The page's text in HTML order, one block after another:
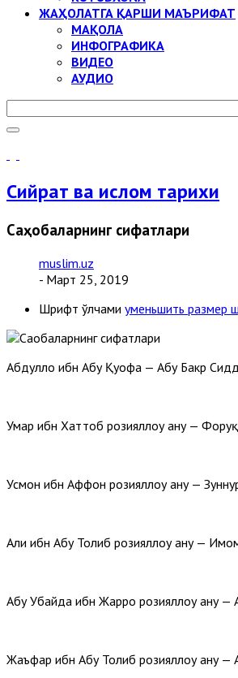
ЖАҲОЛАТГА ҚАРШИ МАЪРИФАТ
МАҚОЛА
ИНФОГРАФИКА
ВИДЕО
АУДИО
Сийрат ва ислом тарихи
Саҳобаларнинг сифатлари
muslim.uz
- Март 25, 2019
Шрифт ўлчами уменьшить размер
Абдуллоҳ ибн Абу Қуҳофа — Абу Бакр
Умар ибн Хаттоб розияллоҳу анҳу —
Усмон ибн Аффон розияллоҳу анҳу —
Али ибн Абу Толиб розияллоҳу анҳу —
Абу Убайда ибн Жарроҳ розияллоҳу анҳу
Жаъфар ибн Абу Толиб розияллоҳу анҳу